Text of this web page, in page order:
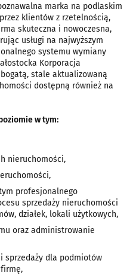
marka na podlaskim
klientów z rzetelnością,
skuteczna i nowoczesna,
usługi na najwyższym
systemu wymiany
Korporacja
stale aktualizowaną
dostępną również na
w tym:
nieruchomości,
profesjonalnego
sprzedaży nieruchomości
działek, lokali użytkowych,
oraz administrowanie
sprzedaży dla podmiotów